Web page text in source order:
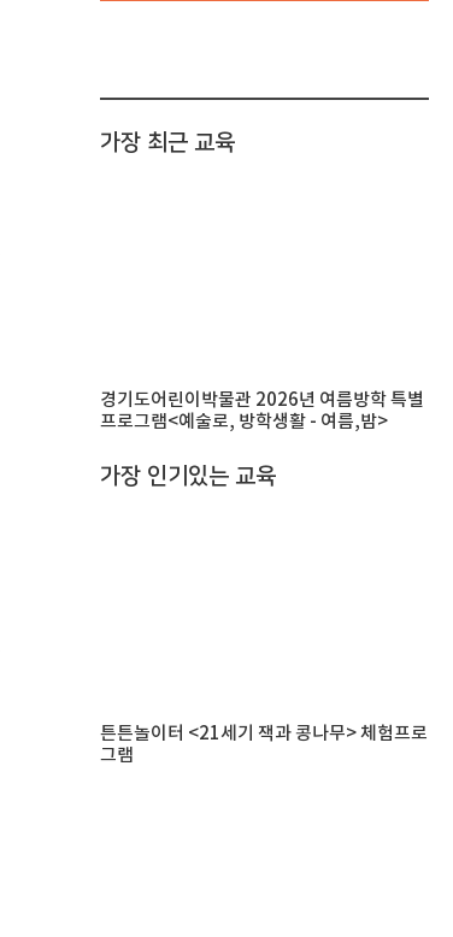
가장 최근 교육
경기도어린이박물관 2026년 여름방학 특별
프로그램<예술로, 방학생활 - 여름,밤>
가장 인기있는 교육
튼튼놀이터 <21세기 잭과 콩나무> 체험프로
그램